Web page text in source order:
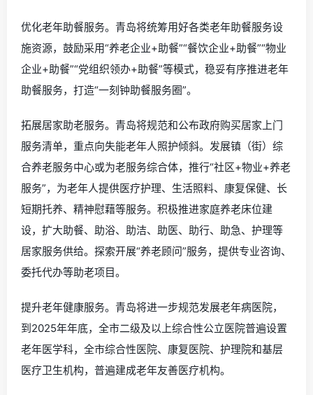
优化老年助餐服务。青岛将统筹用好各类老年助餐服务设
施资源，鼓励采用“养老企业+助餐”“餐饮企业+助餐”“物业
企业+助餐”“党组织领办+助餐”等模式，稳妥有序推进老年
助餐服务，打造“一刻钟助餐服务圈”。
拓展居家助老服务。青岛将规范和公布政府购买居家上门
服务清单，重点向失能老年人照护倾斜。发展镇（街）综
合养老服务中心或为老服务综合体，推行“社区+物业+养老
服务”，为老年人提供医疗护理、生活照料、康复保健、长
短期托养、精神慰藉等服务。积极推进家庭养老床位建
设，扩大助餐、助浴、助洁、助医、助行、助急、护理等
居家服务供给。探索开展“养老顾问”服务，提供专业咨询、
委托代办等助老项目。
提升老年健康服务。青岛将进一步规范发展老年病医院，
到2025年年底，全市二级及以上综合性公立医院普遍设置
老年医学科，全市综合性医院、康复医院、护理院和基层
医疗卫生机构，普遍建成老年友善医疗机构。